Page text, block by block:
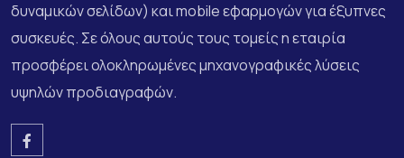
δυναμικών σελίδων) και mobile εφαρμογών για έξυπνες
συσκευές. Σε όλους αυτούς τους τομείς η εταιρία
προσφέρει ολοκληρωμένες μηχανογραφικές λύσεις
υψηλών προδιαγραφών.